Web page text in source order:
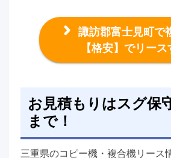
諏訪郡富士見町で
【格安】でリース
お見積もりはスグ保
まで！
三重県のコピー機・複合機リース